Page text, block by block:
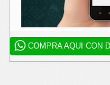
COMPRA AQUI CON